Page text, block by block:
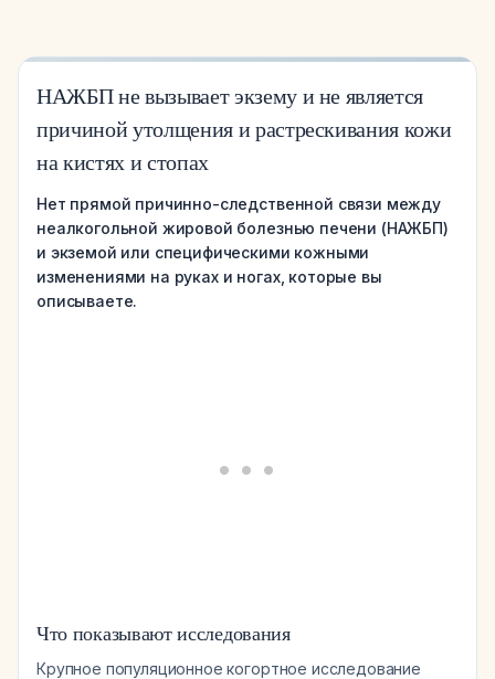
НАЖБП не вызывает экзему и не является
причиной утолщения и растрескивания кожи
на кистях и стопах
Нет прямой причинно-следственной связи между
неалкогольной жировой болезнью печени (НАЖБП)
и экземой или специфическими кожными
изменениями на руках и ногах, которые вы
описываете.
Что показывают исследования
Крупное популяционное когортное исследование